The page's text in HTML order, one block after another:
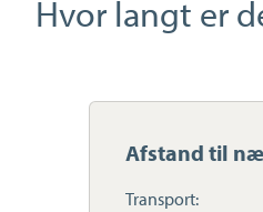
Hvor langt er
Afstand til
Transport: